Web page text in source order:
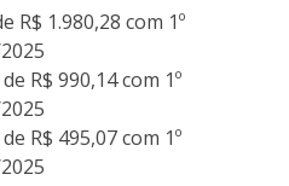
R$ 1.980,28 com 1º
R$ 990,14 com 1º
R$ 495,07 com 1º